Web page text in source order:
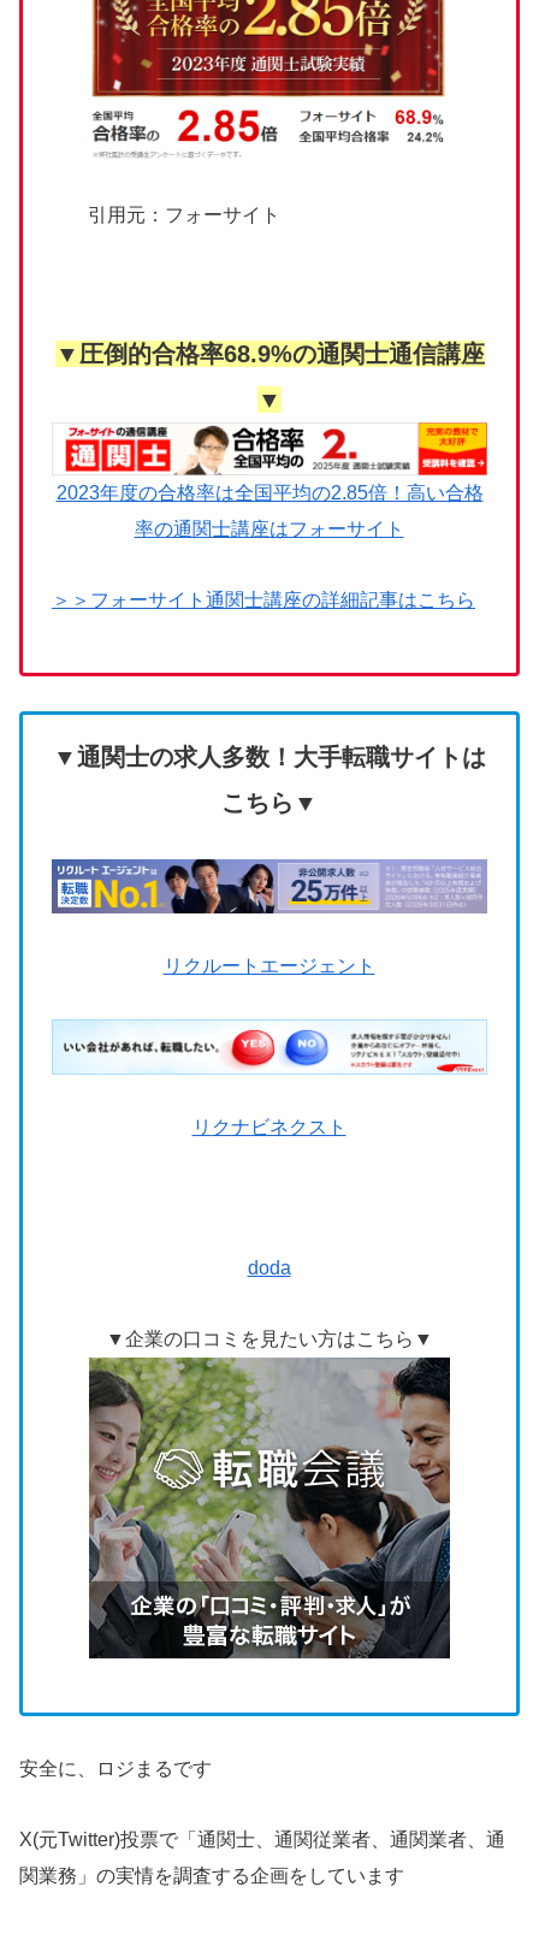
引用元：フォーサイト
▼圧倒的合格率68.9%の通関士通信講座
▼
2023年度の合格率は全国平均の2.85倍！高い合格
率の通関士講座はフォーサイト
＞＞フォーサイト通関士講座の詳細記事はこちら
▼通関士の求人多数！大手転職サイトは
こちら▼
リクルートエージェント
リ クナビネクスト
doda
▼企業の口コミを見たい方はこちら▼
安全に、ロジまるです
X(元Twitter)投票で「通関士、通関従業者、通関業者、通
関業務」の実情を調査する企画をしています